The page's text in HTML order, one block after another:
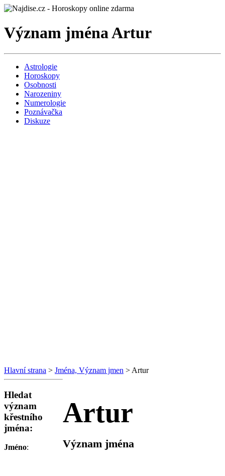
Význam jména Artur
Astrologie
Horoskopy
Osobnosti
Narozeniny
Numerologie
Poznávačka
Diskuze
Hlavní strana > Jména, Význam jmen > Artur
Artur
Význam jména
Hledat
význam
křestního
jména:
Jméno: